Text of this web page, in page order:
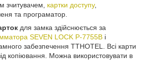
зчитувачем, картки доступу,
та програматор.
для замка здійснюється за
SEVEN LOCK P-7755B і
забезпечення TTHOTEL. Всі карти
копіювання. Можна використовувати в